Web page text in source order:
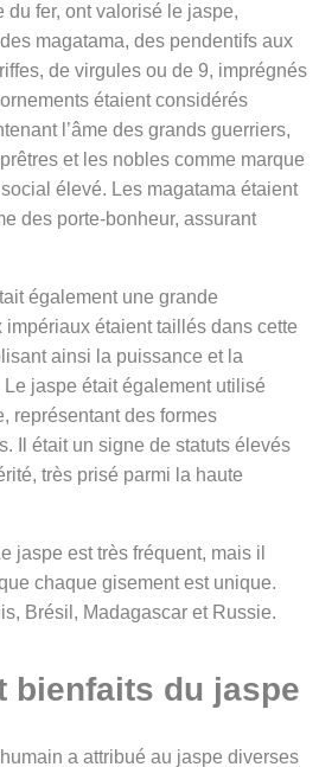
du fer, ont valorisé le jaspe,
magatama, des pendentifs aux
de virgules ou de 9, imprégnés
étaient considérés
l’âme des grands guerriers,
et les nobles comme marque
élevé. Les magatama étaient
des porte-bonheur, assurant
également une grande
étaient taillés dans cette
ainsi la puissance et la
Le jaspe était également utilisé
représentant des formes
Il était un signe de statuts élevés
très prisé parmi la haute
jaspe est très fréquent, mais il
chaque gisement est unique.
Brésil, Madagascar et Russie.
bienfaits du jaspe
a attribué au jaspe diverses